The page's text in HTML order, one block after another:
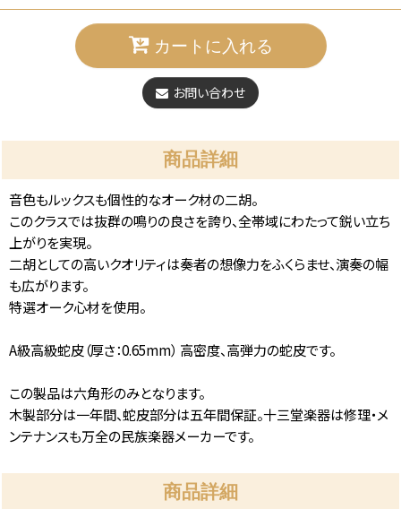
カートに入れる
お問い合わせ
商品詳細
音色もルックスも個性的なオーク材の二胡。
このクラスでは抜群の鳴りの良さを誇り、全帯域にわたって鋭い立ち
上がりを実現。
二胡としての高いクオリティは奏者の想像力をふくらませ、演奏の幅
も広がります。
特選オーク心材を使用。
A級高級蛇皮（厚さ：0.65mm） 高密度、高弾力の蛇皮です。
この製品は六角形のみとなります。
木製部分は一年間、蛇皮部分は五年間保証。十三堂楽器は修理・メ
ンテナンスも万全の民族楽器メーカーです。
商品詳細